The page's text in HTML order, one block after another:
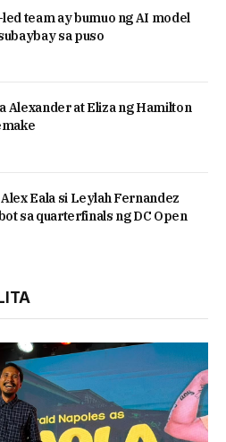
team ay bumuo ng AI model
sa puso
Alexander at Eliza ng Hamilton
Eala si Leylah Fernandez
sa quarterfinals ng DC Open